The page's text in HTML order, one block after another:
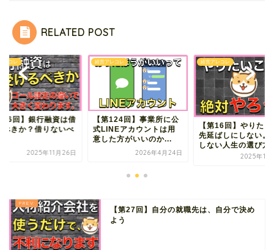
RELATED POST
レコレ
26回】銀行融資は借
べきか？借りないべ
2025年11月26日
経営アレコレ
【第124回】事業所に公
式LINEアカウントは用
意した方がいいのか...
2026年4月24日
経営アレコレ
【第16回】やりたい
先延ばしにしない。
しない人生の選び方
2025年11
【第27回】自分の就職先は、自分で決め
よう